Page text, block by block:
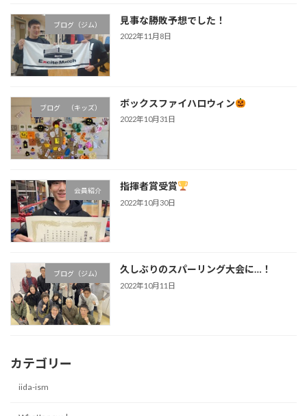
ブログ（ジム） 見事な勝敗予想でした！
2022年11月8日
ブログ （キッズ） ボックスファイハロウィン
2022年10月31日
会員紹介 指揮者賞受賞
2022年10月30日
ブログ（ジム） 久しぶりのスパーリング大会に…！
2022年10月11日
カテゴリー
iida-ism